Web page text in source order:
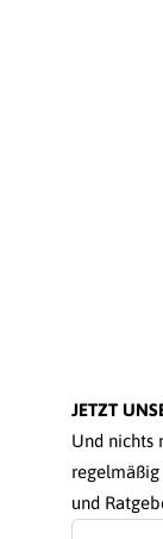
JETZT
Und nichts
und